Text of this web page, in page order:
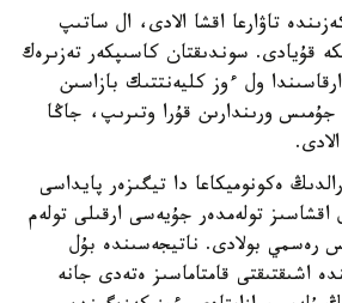
تاۋارعا اقشا الادى، ال ساتىپ
قۇيادى. سوندىقتان كاسىپكەر تەزىرەك
ول ءوز كليەنتتىك بازاسىن
جۇمىس ورىندارىن قۇرا وتىرىپ، جاڭا
ەكونوميكاعا دا تيگىزەر پايداسى
تولەمدەر جۇيەسى ارقىلى تولەم
رەسمي بولادى. ناتيجەسىندە بۇل
اشىقتىقتى قامتاماسىز ەتەدى جانە